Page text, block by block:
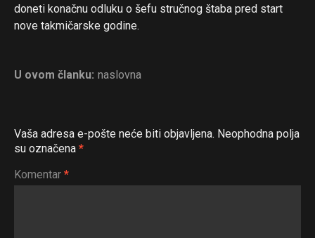
doneti konačnu odluku o šefu stručnog štaba pred start
nove takmičarske godine.
U ovom članku: naslovna
Vaša adresa e-pošte neće biti objavljena. Neophodna polja
su označena *
Komentar *
Whatsapp
Email